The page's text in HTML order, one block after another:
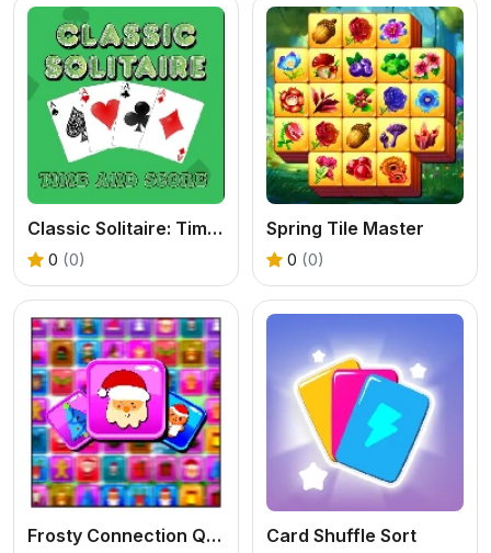
Classic Solitaire: Time and Score
0 (0)
Spring Tile Master
0 (0)
Frosty Connection Quest Card Shuffle Sort